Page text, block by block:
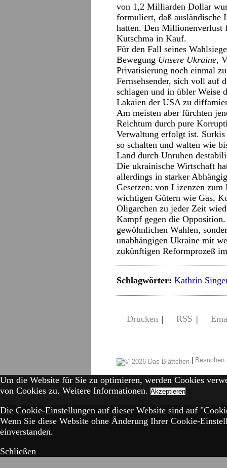
von 1,2 Milliarden Dollar
formuliert, daß ausländische
hatten. Den Millionenverlust
Kutschma in Kauf.
Für den Fall seines
Bewegung Unsere Ukraine,
Privatisierung noch einmal
Fernsehsender, sich voll auf
schlagen und in übler Weise
Lakaien der USA zu
Am meisten aber fürchten
Reichtum durch pure
Verwaltung erfolgt ist.
so schalten und walten wie
Land durch Unruhen
Die ukrainische Wirtschaft
allerdings in starker
Gesetzen: von Lizenzen
wichtigen Gütern wie Gas,
Oligarchen zu jeder Zeit
Kampf gegen die
gewöhnlichen Wahlen,
unabhängigen Ukraine mit
zukünftigen Reformprozeß
Schlagwörter: Kathrin
Drucken | RSS |
|
Um die Website für Sie zu optimieren, werden Cookies
von Cookies zu. Weitere Informationen. Akzeptieren
Die Cookie-Einstellungen auf dieser Website sind auf
Wenn Sie diese Website ohne Änderung Ihrer Cookie-
einverstanden.
Schließen